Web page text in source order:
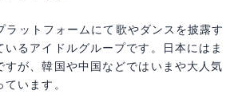
ラットフォームにて歌やダンスを披露す
いるアイドルグループです。日本にはま
すが、韓国や中国などではいまや大人気
います。